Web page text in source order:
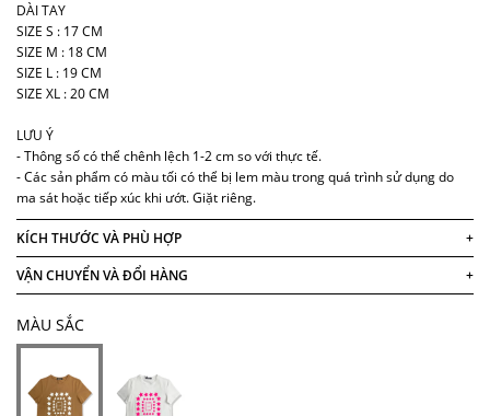
DÀI TAY
SIZE S : 17 CM
SIZE M : 18 CM
SIZE L : 19 CM
SIZE XL : 20 CM
LƯU Ý
- Thông số có thể chênh lệch 1-2 cm so với thực tế.
- Các sản phẩm có màu tối có thể bị lem màu trong quá trình sử dụng do
ma sát hoặc tiếp xúc khi ướt. Giặt riêng.
KÍCH THƯỚC VÀ PHÙ HỢP
+
VẬN CHUYỂN VÀ ĐỔI HÀNG
+
MÀU SẮC